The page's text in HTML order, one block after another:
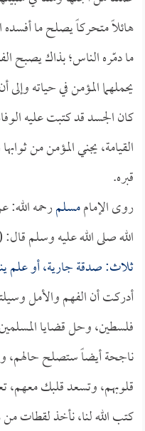
هائلاً متحركاً يصلح ما
ما دمّره الناس؛ بذاك يصبح
يحملهما المؤمن في حياته
كان الجسد قد كتبت عليه
القيامة، يجني المؤمن من
قبره.
روى الإماممسلمرحمه
الله صلى الله عليه وسلم
ثلاث: صدقة جارية، أو علم
أدركت أن الفهم والأمل
فلسطين، وحل قضايا
ناجحة أيضاً ستصلح
قلوبهم، وتسعد قلبك معهم،
كتب الله لنا، نأخذ لقطات